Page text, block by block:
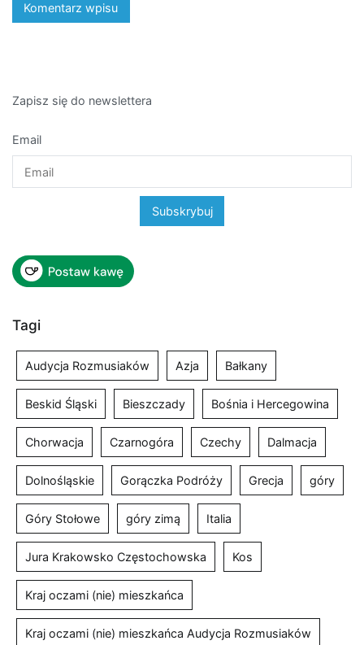
Zapisz się do newslettera
Email
Tagi
Audycja Rozmusiaków Azja Bałkany
Beskid Śląski Bieszczady Bośnia i Hercegowina
Chorwacja Czarnogóra Czechy Dalmacja
Dolnośląskie Gorączka Podróży Grecja góry
Góry Stołowe góry zimą Italia
Jura Krakowsko Częstochowska Kos
Kraj oczami (nie) mieszkańca
Kraj oczami (nie) mieszkańca Audycja Rozmusiaków